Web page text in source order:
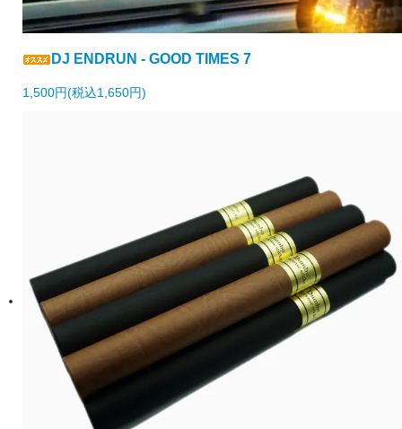
DJ ENDRUN - GOOD TIMES 7
1,500円(税込1,650円)